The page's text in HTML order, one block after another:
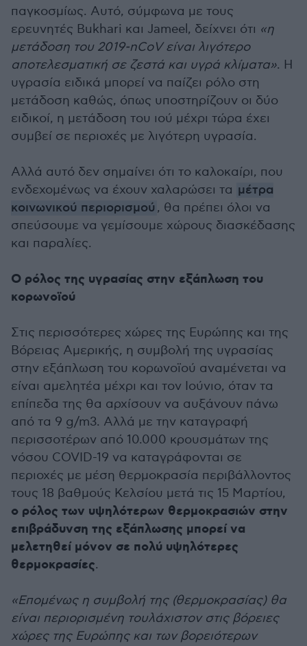
παγκοσμίως. Αυτό, σύμφωνα με τους
ερευνητές Bukhari και Jameel, δείχνει ότι «η
μετάδοση του 2019-nCoV είναι λιγότερο
αποτελεσματική σε ζεστά και υγρά κλίματα». Η
υγρασία ειδικά μπορεί να παίζει ρόλο στη
μετάδοση καθώς, όπως υποστηρίζουν οι δύο
ειδικοί, η μετάδοση του ιού μέχρι τώρα έχει
συμβεί σε περιοχές με λιγότερη υγρασία.
Αλλά αυτό δεν σημαίνει ότι το καλοκαίρι, που
ενδεχομένως να έχουν χαλαρώσει τα μέτρα
κοινωνικού περιορισμού , θα πρέπει όλοι να
σπεύσουμε να γεμίσουμε χώρους διασκέδασης
και παραλίες.
Ο ρόλος της υγρασίας στην εξάπλωση του
κορωνοϊού
Στις περισσότερες χώρες της Ευρώπης και της
Βόρειας Αμερικής, η συμβολή της υγρασίας
στην εξάπλωση του κορωνοϊού αναμένεται να
είναι αμελητέα μέχρι και τον Ιούνιο, όταν τα
επίπεδα της θα αρχίσουν να αυξάνουν πάνω
από τα 9 g/m3. Αλλά με την καταγραφή
περισσοτέρων από 10.000 κρουσμάτων της
νόσου COVID-19 να καταγράφονται σε
περιοχές με μέση θερμοκρασία περιβάλλοντος
τους 18 βαθμούς Κελσίου μετά τις 15 Μαρτίου,
ο ρόλος των υψηλότερων θερμοκρασιών στην
επιβράδυνση της εξάπλωσης μπορεί να
μελετηθεί μόνον σε πολύ υψηλότερες
θερμοκρασίες.
«Επομένως η συμβολή της (θερμοκρασίας) θα
είναι περιορισμένη τουλάχιστον στις βόρειες
χώρες της Ευρώπης και των βορειότερων